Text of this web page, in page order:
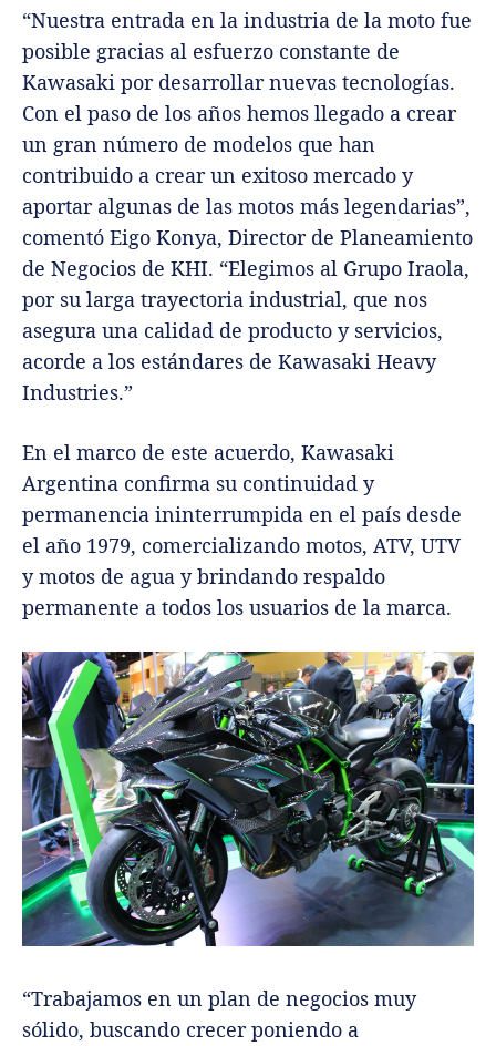
“Nuestra entrada en la industria de la moto fue
posible gracias al esfuerzo constante de
Kawasaki por desarrollar nuevas tecnologías.
Con el paso de los años hemos llegado a crear
un gran número de modelos que han
contribuido a crear un exitoso mercado y
aportar algunas de las motos más legendarias”,
comentó Eigo Konya, Director de Planeamiento
de Negocios de KHI. “Elegimos al Grupo Iraola,
por su larga trayectoria industrial, que nos
asegura una calidad de producto y servicios,
acorde a los estándares de Kawasaki Heavy
Industries.”
En el marco de este acuerdo, Kawasaki
Argentina confirma su continuidad y
permanencia ininterrumpida en el país desde
el año 1979, comercializando motos, ATV, UTV
y motos de agua y brindando respaldo
permanente a todos los usuarios de la marca.
“Trabajamos en un plan de negocios muy
sólido, buscando crecer poniendo a